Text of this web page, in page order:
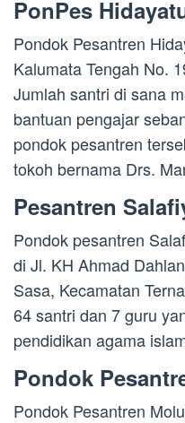
PonPes
Pondok Pesantren
Kalumata Tengah No.
Jumlah santri di sana
bantuan pengajar
pondok pesantren
tokoh bernama Drs.
Pesantren
Pondok pesantren
di Jl. KH Ahmad
Sasa, Kecamatan
64 santri dan 7 guru
pendidikan agama
Pondok
Pondok Pesantren